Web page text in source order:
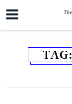
TAG: